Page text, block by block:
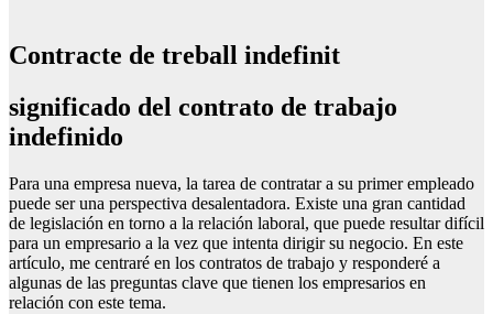
Contracte de treball indefinit
significado del contrato de trabajo
indefinido
Para una empresa nueva, la tarea de contratar a su primer empleado
puede ser una perspectiva desalentadora. Existe una gran cantidad
de legislación en torno a la relación laboral, que puede resultar difícil
para un empresario a la vez que intenta dirigir su negocio. En este
artículo, me centraré en los contratos de trabajo y responderé a
algunas de las preguntas clave que tienen los empresarios en
relación con este tema.